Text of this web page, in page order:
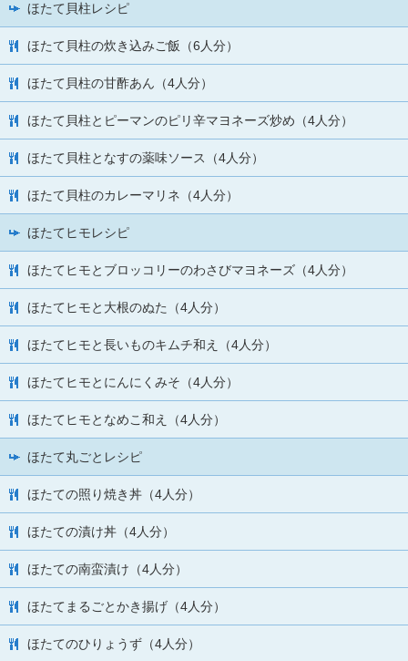
ほたて貝柱レシピ
ほたて貝柱の炊き込みご飯（6人分）
ほたて貝柱の甘酢あん（4人分）
ほたて貝柱とピーマンのピリ辛マヨネーズ炒め（4人分）
ほたて貝柱となすの薬味ソース（4人分）
ほたて貝柱のカレーマリネ（4人分）
ほたてヒモレシピ
ほたてヒモとブロッコリーのわさびマヨネーズ（4人分）
ほたてヒモと大根のぬた（4人分）
ほたてヒモと長いものキムチ和え（4人分）
ほたてヒモとにんにくみそ（4人分）
ほたてヒモとなめこ和え（4人分）
ほたて丸ごとレシピ
ほたての照り焼き丼（4人分）
ほたての漬け丼（4人分）
ほたての南蛮漬け（4人分）
ほたてまるごとかき揚げ（4人分）
ほたてのひりょうず（4人分）